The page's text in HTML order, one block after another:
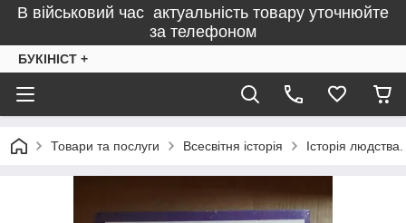
В військовий час актуальність товару уточнюйте
за телефоном
БУКІНІСТ +
Товари та послуги Всесвітня історія Історія